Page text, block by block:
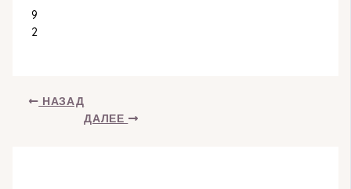
9
2
НАЗАД
ДАЛЕЕ